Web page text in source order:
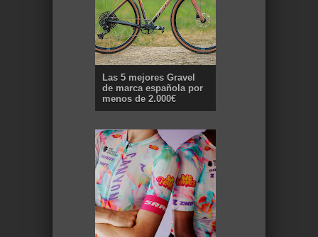
Las 5 mejores Gravel
de marca española por
menos de 2.000€